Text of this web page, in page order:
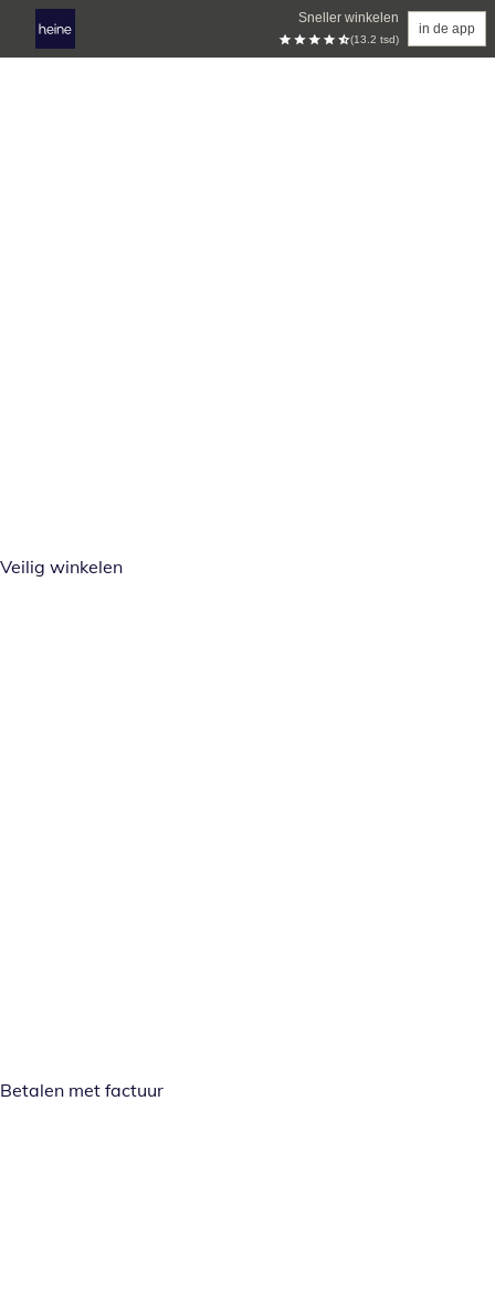
Sneller winkelen
(13.2 tsd)
in de app
Veilig winkelen
Betalen met factuur